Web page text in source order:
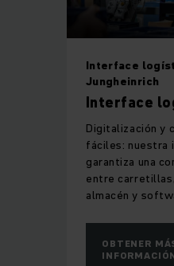
Interface
Jungheinrich
Interface
Digitalización y
fáciles:
garantiza una
entre
almacén y
OBTENER